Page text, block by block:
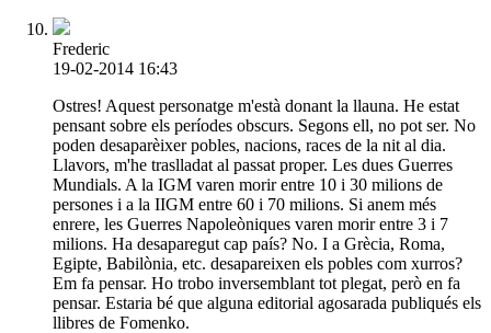
Frederic
19-02-2014 16:43
Ostres! Aquest personatge m'està donant la llauna. He estat
pensant sobre els períodes obscurs. Segons ell, no pot ser. No
poden desaparèixer pobles, nacions, races de la nit al dia.
Llavors, m'he traslladat al passat proper. Les dues Guerres
Mundials. A la IGM varen morir entre 10 i 30 milions de
persones i a la IIGM entre 60 i 70 milions. Si anem més
enrere, les Guerres Napoleòniques varen morir entre 3 i 7
milions. Ha desaparegut cap país? No. I a Grècia, Roma,
Egipte, Babilònia, etc. desapareixen els pobles com xurros?
Em fa pensar. Ho trobo inversemblant tot plegat, però en fa
pensar. Estaria bé que alguna editorial agosarada publiqués els
llibres de Fomenko.